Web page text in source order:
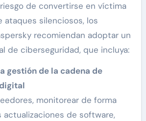
de convertirse en víctima
silenciosos, los
recomiendan adoptar un
de ciberseguridad, que incluya:
gestión de la cadena de
monitorear de forma
actualizaciones de software,